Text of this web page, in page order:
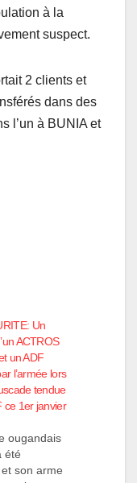
à la
suspect.
2 clients et
dans des
l’un à BUNIA et
Un
ACTROS
un ADF
l’armée lors
tendue
ce 1er janvier
ougandais
été
son arme